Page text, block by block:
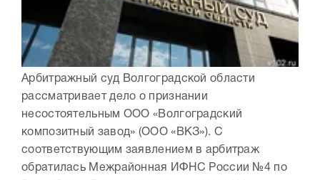
Арбитражный суд Волгоградской области
рассматривает дело о признании
несостоятельным ООО «Волгоградский
композитный завод» (ООО «ВКЗ»). С
соответствующим заявлением в арбитраж
обратилась Межрайонная ИФНС России №4 по